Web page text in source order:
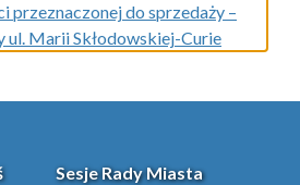
przeznaczonej do sprzedaży –
ul. Marii Skłodowskiej-Curie
Sesje Rady Miasta